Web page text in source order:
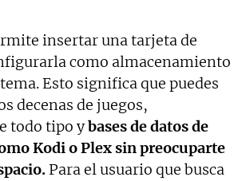
insertar una tarjeta de
como almacenamiento
Esto significa que puedes
decenas de juegos,
todo tipo ybases de datos de
Kodi o Plex sin preocuparte
Para el usuario que busca